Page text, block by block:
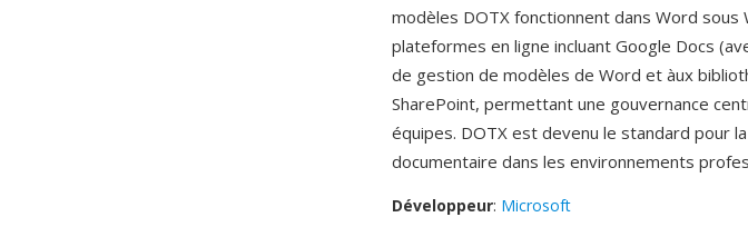
modèles DOTX fonctionnent dans Word sous
plateformes en ligne incluant Google Docs
de gestion de modèles de Word et àux
SharePoint, permettant une gouvernance
équipes. DOTX est devenu le standard pour
documentaire dans les environnements
Développeur: Microsoft